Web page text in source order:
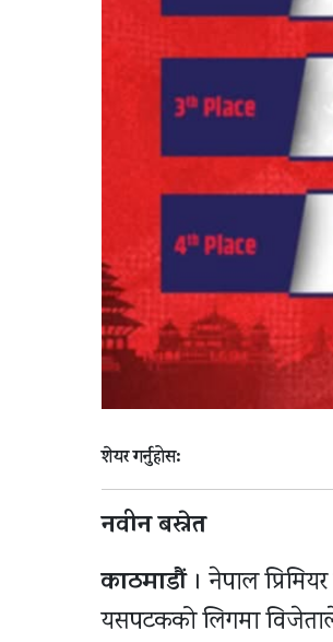
शेयर गर्नुहोस:
नवीन बस्नेत
काठमाडौं। नेपाल
यसपटकको लिगमा